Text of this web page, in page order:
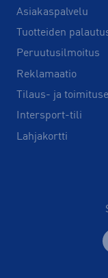
Asiakaspalvelu
Tuotteiden
Peruutusilmoitus
Reklamaatio
Tilaus- ja
Intersport-tili
Lahjakortti